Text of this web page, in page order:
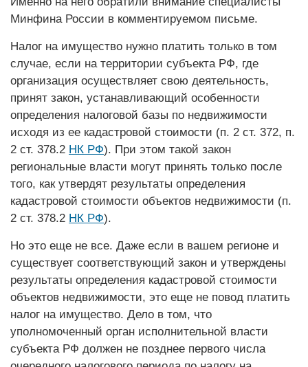
Минфина России в комментируемом письме.
Налог на имущество нужно платить только в том
случае, если на территории субъекта РФ, где
организация осуществляет свою деятельность,
принят закон, устанавливающий особенности
определения налоговой базы по недвижимости
исходя из ее кадастровой стоимости (п. 2 ст. 372, п.
2 ст. 378.2 НК РФ). При этом такой закон
региональные влас­ти могут принять только после
того, как утвердят результаты определения
кадастровой стоимости объектов недвижимости (п.
2 ст. 378.2 НК РФ).
Но это еще не все. Даже если в вашем регионе и
существует соответствующий закон и утверждены
результаты определения кадастровой стоимости
объектов недвижимости, это еще не повод платить
налог на имущество. Дело в том, что
уполномоченный орган исполнительной власти
субъекта РФ должен не позднее первого числа